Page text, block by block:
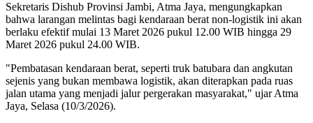
Sekretaris Dishub Provinsi Jambi, Atma Jaya, mengungkapkan
bahwa larangan melintas bagi kendaraan berat non-logistik ini akan
berlaku efektif mulai 13 Maret 2026 pukul 12.00 WIB hingga 29
Maret 2026 pukul 24.00 WIB.
"Pembatasan kendaraan berat, seperti truk batubara dan angkutan
sejenis yang bukan membawa logistik, akan diterapkan pada ruas
jalan utama yang menjadi jalur pergerakan masyarakat," ujar Atma
Jaya, Selasa (10/3/2026).